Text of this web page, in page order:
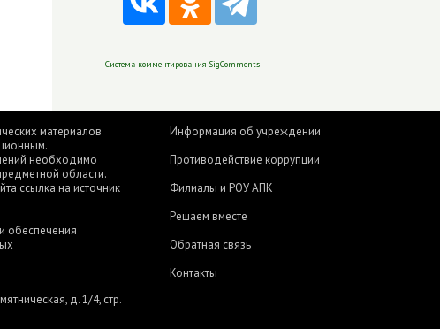
Система комментирования SigComments
материалов
необходимо
области.
ссылка на источник
обеспечения
д. 1/4, стр.
Информация об учреждении
Противодействие коррупции
Филиалы и РОУ АПК
Решаем вместе
Обратная связь
Контакты